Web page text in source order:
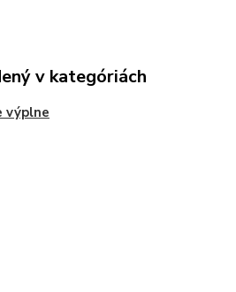
v kategóriách
výplne